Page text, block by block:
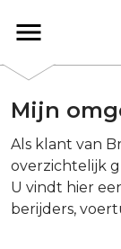
en
de
inhoud
gaan
Mijn
Als klant van
overzichtelijk
U vindt hier
berijders,